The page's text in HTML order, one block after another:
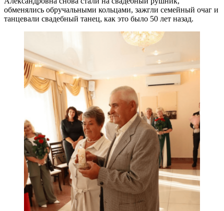
обменялись обручальными кольцами, зажгли семейный очаг и
танцевали свадебный танец, как это было 50 лет назад.